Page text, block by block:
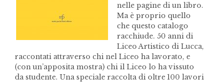
nelle pagine di un libro.
Ma è proprio quello
che questo catalogo
racchiude. 50 anni di
Liceo Artistico di Lucca,
raccontati attraverso chi nel Liceo ha lavorato, e
(con un’apposita mostra) chi il Liceo lo ha vissuto
da studente. Una speciale raccolta di oltre 100 lavori